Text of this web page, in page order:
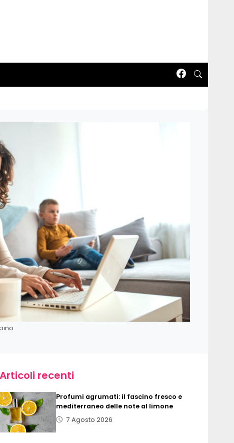
Articoli recenti
Profumi agrumati: il fascino fresco e
mediterraneo delle note al limone
7 Agosto 2026